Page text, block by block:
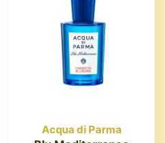
Acqua di Parma